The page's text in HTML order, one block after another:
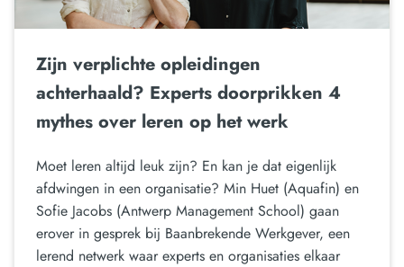
Zijn verplichte opleidingen
achterhaald? Experts doorprikken 4
mythes over leren op het werk
Moet leren altijd leuk zijn? En kan je dat eigenlijk
afdwingen in een organisatie? Min Huet (Aquafin) en
Sofie Jacobs (Antwerp Management School) gaan
erover in gesprek bij Baanbrekende Werkgever, een
lerend netwerk waar experts en organisaties elkaar